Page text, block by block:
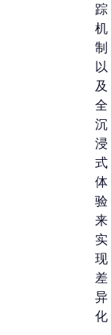
踪
机
制
以
及
全
沉
浸
式
体
验
来
实
现
差
异
化